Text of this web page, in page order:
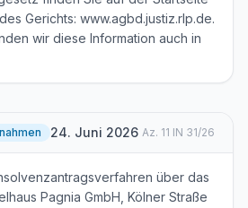
Gerichts: www.agbd.justiz.rlp.de.
wir diese Information auch in
24. Juni 2026 Az. 11 IN 31/26
über das
Pagnia GmbH, Kölner Straße